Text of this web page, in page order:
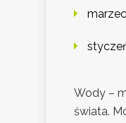
Wody –
świata.